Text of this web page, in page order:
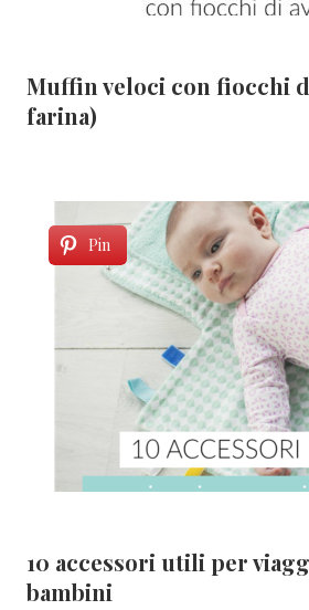
Muffin veloci con fiocchi
farina)
Pin
10 accessori utili per
bambini